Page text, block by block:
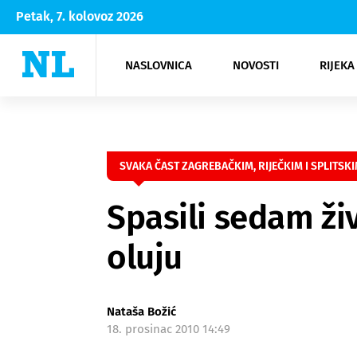
Petak, 7. kolovoz 2026
NASLOVNICA NOVOSTI
Rijeka Opatija
NK
Moda
Kultura
SVAKA ČAST ZAGREBAČKIM, RIJEČKIM I
Spasili sedam
oluju
Nataša Božić
18. prosinac 2010 14:49